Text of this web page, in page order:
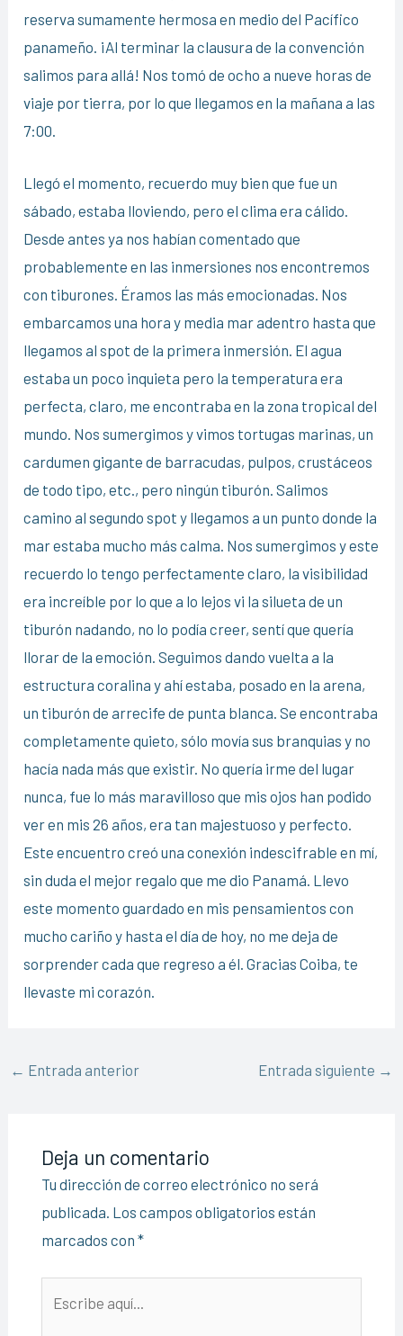
reserva sumamente hermosa en medio del Pacífico
panameño. ¡Al terminar la clausura de la convención
salimos para allá! Nos tomó de ocho a nueve horas de
viaje por tierra, por lo que llegamos en la mañana a las
7:00.
Llegó el momento, recuerdo muy bien que fue un
sábado, estaba lloviendo, pero el clima era cálido.
Desde antes ya nos habían comentado que
probablemente en las inmersiones nos encontremos
con tiburones. Éramos las más emocionadas. Nos
embarcamos una hora y media mar adentro hasta que
llegamos al spot de la primera inmersión. El agua
estaba un poco inquieta pero la temperatura era
perfecta, claro, me encontraba en la zona tropical del
mundo. Nos sumergimos y vimos tortugas marinas, un
cardumen gigante de barracudas, pulpos, crustáceos
de todo tipo, etc., pero ningún tiburón. Salimos
camino al segundo spot y llegamos a un punto donde la
mar estaba mucho más calma. Nos sumergimos y este
recuerdo lo tengo perfectamente claro, la visibilidad
era increíble por lo que a lo lejos vi la silueta de un
tiburón nadando, no lo podía creer, sentí que quería
llorar de la emoción. Seguimos dando vuelta a la
estructura coralina y ahí estaba, posado en la arena,
un tiburón de arrecife de punta blanca. Se encontraba
completamente quieto, sólo movía sus branquias y no
hacía nada más que existir. No quería irme del lugar
nunca, fue lo más maravilloso que mis ojos han podido
ver en mis 26 años, era tan majestuoso y perfecto.
Este encuentro creó una conexión indescifrable en mí,
sin duda el mejor regalo que me dio Panamá. Llevo
este momento guardado en mis pensamientos con
mucho cariño y hasta el día de hoy, no me deja de
sorprender cada que regreso a él. Gracias Coiba, te
llevaste mi corazón.
← Entrada anterior Entrada siguiente →
Deja un comentario
Tu dirección de correo electrónico no será
publicada. Los campos obligatorios están
marcados con *